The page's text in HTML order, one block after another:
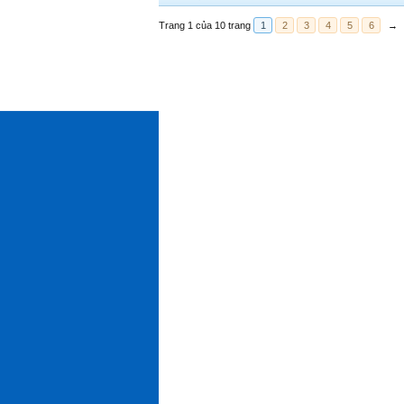
Trang 1 của 10 trang 1 2 3 4 5 6 →